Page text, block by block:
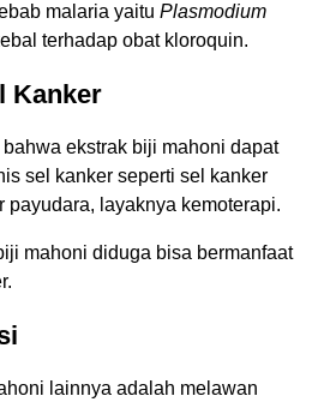
malaria yaitu Plasmodium
terhadap obat kloroquin.
Kanker
ekstrak biji mahoni dapat
sel kanker seperti sel kanker
payudara, layaknya kemoterapi.
mahoni diduga bisa bermanfaat
lainnya adalah melawan